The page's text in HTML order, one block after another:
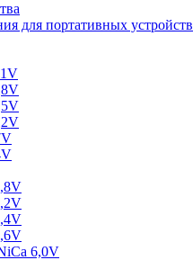
для портативных устройств
6,0V